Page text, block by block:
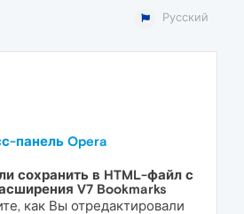
Русский
панель Opera
сохранить в HTML-файл с
V7 Bookmarks
как Вы отредактировали